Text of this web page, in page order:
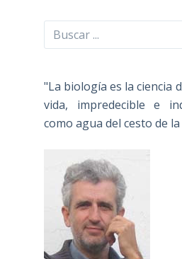
Buscar
"La biología es la ciencia
vida, impredecible e
como agua del cesto de la